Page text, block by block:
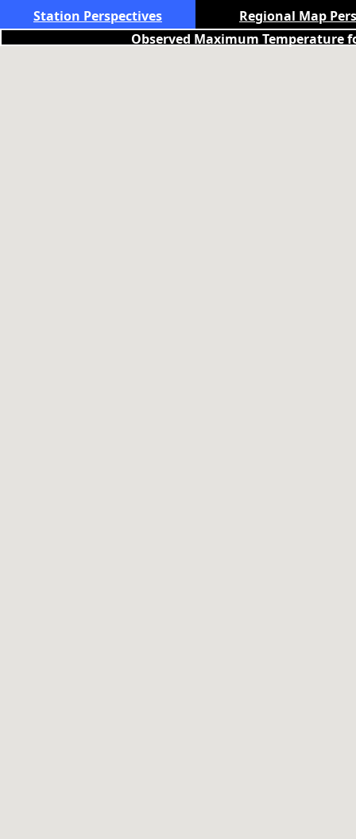
Station Perspectives
Regional Map
Observed Maximum Temperature